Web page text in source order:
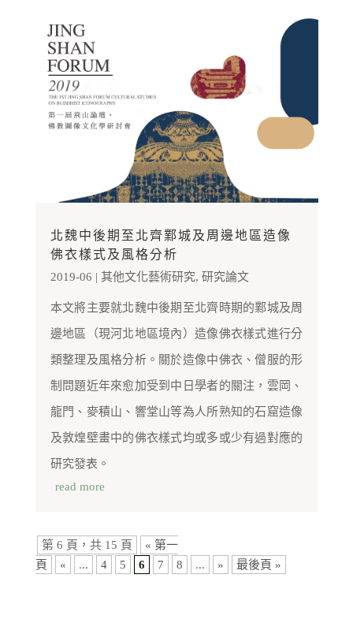
北魏中後期至北齊鄴城及周邊地區造像
佛衣樣式及風格分析
2019-06 | 其他文化藝術研究, 研究論文
本文將主要就北魏中後期至北齊時期的鄴城及周
邊地區（現河北地區境內）造像佛衣樣式進行分
類整理及風格分析。關於造像中佛衣、僧服的形
制問題近年來愈加受到中日學者的關注，雲岡、
龍門、麥積山、響堂山等為人所熟知的石窟造像
及敦煌壁畫中的佛衣樣式均或多或少有過對應的
研究發表。
read more
第 6 頁，共 15 頁
« 第一
頁
« ... 4 5 6 7 8 ... » 最後頁 »